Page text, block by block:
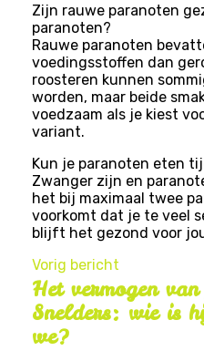
Zijn rauwe paranoten
paranoten?
Rauwe paranoten
voedingsstoffen dan
roosteren kunnen
worden, maar beide
voedzaam als je kiest
variant.
Kun je paranoten eten
Zwanger zijn en
het bij maximaal twee
voorkomt dat je te veel
blijft het gezond voor
Vorig bericht
Het vermogen van
Snelders: wie is
we?